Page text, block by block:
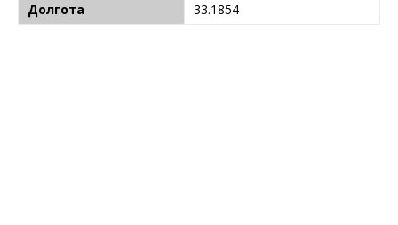
Долгота
33.1854